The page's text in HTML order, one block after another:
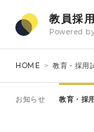
教員採
Powered
HOME 教育・採用
お知らせ 教育・採